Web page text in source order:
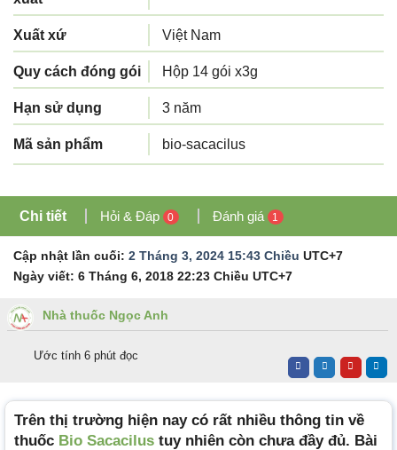
Xuất xứ Việt Nam
Quy cách đóng gói Hộp 14 gói x3g
Hạn sử dụng 3 năm
Mã sản phẩm bio-sacacilus
Chi tiết Hỏi & Đáp 0 Đánh giá 1
Cập nhật lần cuối: 2 Tháng 3, 2024 15:43 Chiều UTC+7
Ngày viết: 6 Tháng 6, 2018 22:23 Chiều UTC+7
Nhà thuốc Ngọc Anh
Ước tính 6 phút đọc
Trên thị trường hiện nay có rất nhiều thông tin về
thuốc Bio Sacacilus tuy nhiên còn chưa đầy đủ. Bài